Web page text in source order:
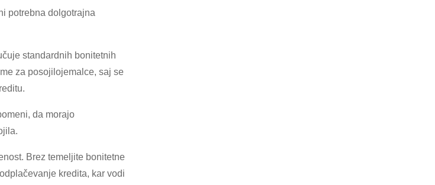
potrebna dolgotrajna
standardnih bonitetnih
za posojilojemalce, saj se
da morajo
Brez temeljite bonitetne
kredita, kar vodi